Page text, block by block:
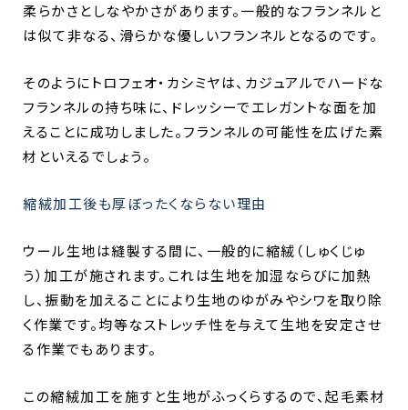
柔らかさとしなやかさがあります。一般的なフランネルと
は似て非なる、滑らかな優しいフランネルとなるのです。
そのようにトロフェオ・カシミヤは、カジュアルでハードな
フランネルの持ち味に、ドレッシーでエレガントな面を加
えることに成功しました。フランネルの可能性を広げた素
材といえるでしょう。
縮絨加工後も厚ぼったくならない理由
ウール生地は縫製する間に、一般的に縮絨（しゅくじゅ
う）加工が施されます。これは生地を加湿ならびに加熱
し、振動を加えることにより生地のゆがみやシワを取り除
く作業です。均等なストレッチ性を与えて生地を安定させ
る作業でもあります。
この縮絨加工を施すと生地がふっくらするので、起毛素材